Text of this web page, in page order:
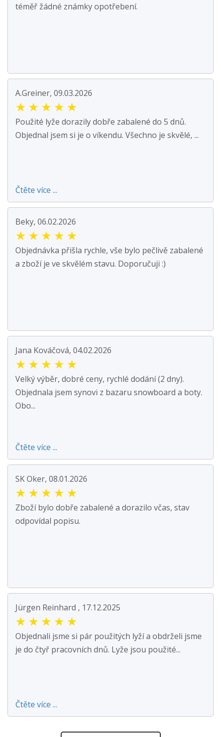
téměř žádné známky opotřebení.
A.Greiner, 09.03.2026
★ ★ ★ ★ ★
Použité lyže dorazily dobře zabalené do 5 dnů.
Objednal jsem si je o víkendu. Všechno je skvělé, ...
Čtěte více ...
Beky, 06.02.2026
★ ★ ★ ★ ★
Objednávka přišla rychle, vše bylo pečlivě zabalené
a zboží je ve skvělém stavu. Doporučuji :)
Jana Kováčová, 04.02.2026
★ ★ ★ ★ ★
Velký výběr, dobré ceny, rychlé dodání (2 dny).
Objednala jsem synovi z bazaru snowboard a boty.
Obo...
Čtěte více ...
SK Oker, 08.01.2026
★ ★ ★ ★ ★
Zboží bylo dobře zabalené a dorazilo včas, stav
odpovídal popisu.
Jürgen Reinhard , 17.12.2025
★ ★ ★ ★ ★
Objednali jsme si pár použitých lyží a obdrželi jsme
je do čtyř pracovních dnů. Lyže jsou použité...
Čtěte více ...